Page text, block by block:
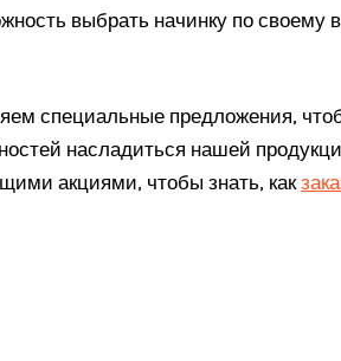
выбрать начинку по своему
специальные предложения,
насладиться нашей
акциями, чтобы знать, как